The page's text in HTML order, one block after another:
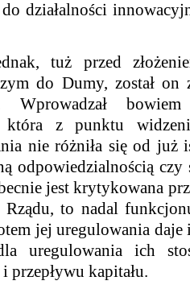
do działalności
tuż przed
do Dumy, został
Wprowadzał
która z punktu
nie różniła się od już
odpowiedzialnością czy
jest krytykowana
Rządu, to nadal
jej uregulowania
uregulowania ich
przepływu kapitału.